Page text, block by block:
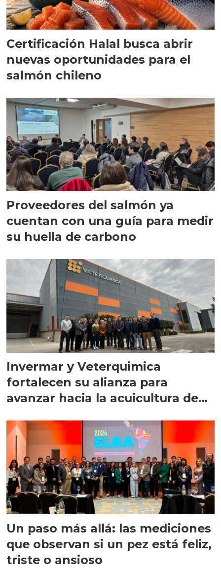
Certificación Halal busca abrir
nuevas oportunidades para el
salmón chileno
Proveedores del salmón ya
cuentan con una guía para medir
su huella de carbono
Invermar y Veterquimica
fortalecen su alianza para
avanzar hacia la acuicultura de
Un paso más allá: las mediciones
que observan si un pez está feliz,
triste o ansioso